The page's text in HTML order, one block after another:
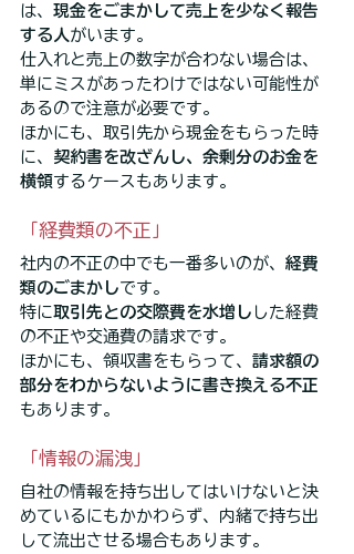
は、 現金をごまかして売上を少なく報告
する人 がいます。
仕入れと売上の数字が合わない場合は、
単にミスがあったわけではない可能性が
あるので注意が必要です。
ほかにも、取引先から現金をもらった時
に、 契約書を改ざんし、余剰分のお金を
横領するケースもあります。
「経費類の不正」
社内の不正の中でも一番多いのが、 経費
類のごまかしです。
特に取引先との交際費を水増し した経費
の不正や交通費の請求です。
ほかにも、領収書をもらって、 請求額の
部分をわからないように書き換える不正
もあります。
「情報の漏洩」
自社の情報を持ち出してはいけないと決
めているにもかかわらず、内緒で持ち出
して流出させる場合もあります。